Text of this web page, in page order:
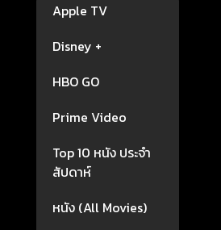
Apple TV
Disney +
HBO GO
Prime Video
Top 10 หนัง ประจำ
สัปดาห์
หนัง (All Movies)